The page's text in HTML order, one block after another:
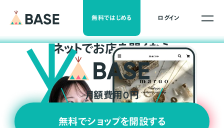
無料ではじめる ログイン
ネットでお店を開くなら
月額費用0円
無料でショップを開設する